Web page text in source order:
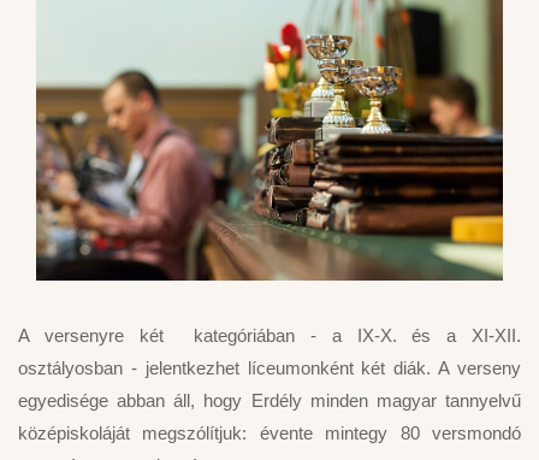
A versenyre két kategóriában - a IX-X. és a XI-XII.
osztályosban - jelentkezhet líceumonként két diák. A verseny
egyedisége abban áll, hogy Erdély minden magyar tannyelvű
középiskoláját megszólítjuk: évente mintegy 80 versmondó